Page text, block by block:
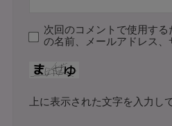
次回のコメントで使用す
の名前、メールアドレス、
上に表示された文字を入力し